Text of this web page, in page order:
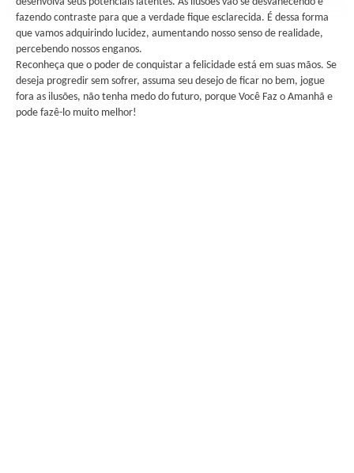
fazendo contraste para que a verdade fique esclarecida. É dessa forma
que vamos adquirindo lucidez, aumentando nosso senso de realidade,
percebendo nossos enganos.
Reconheça que o poder de conquistar a felicidade está em suas mãos. Se
deseja progredir sem sofrer, assuma seu desejo de ficar no bem, jogue
fora as ilusões, não tenha medo do futuro, porque Você Faz o Amanhã e
pode fazê-lo muito melhor!